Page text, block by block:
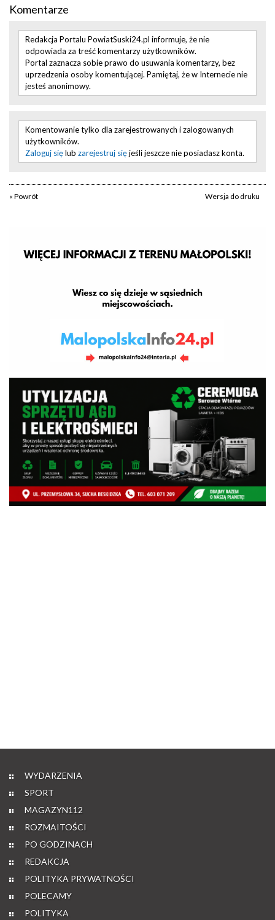
Komentarze
Redakcja Portalu PowiatSuski24.pl informuje, że nie
odpowiada za treść komentarzy użytkowników.
Portal zaznacza sobie prawo do usuwania komentarzy, bez
uprzedzenia osoby komentującej. Pamiętaj, że w Internecie nie
jesteś anonimowy.
Komentowanie tylko dla zarejestrowanych i zalogowanych
użytkowników.
Zaloguj sięlub zarejestruj sięjeśli jeszcze nie posiadasz konta.
« Powrót Wersja do druku
WYDARZENIA
SPORT
MAGAZYN112
ROZMAITOŚCI
PO GODZINACH
REDAKCJA
POLITYKA PRYWATNOŚCI
POLECAMY
POLITYKA